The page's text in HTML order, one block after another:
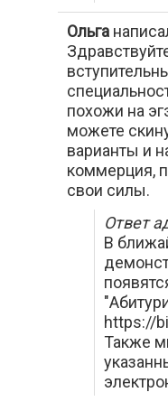
Ольга
похожи на
можете
варианты и
коммерция,
свои силы.
Ответ
В
https://
Также